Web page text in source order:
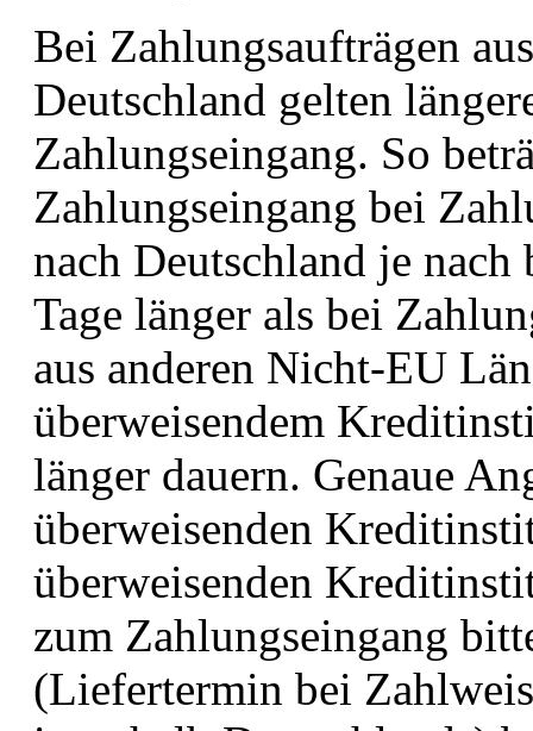
Bei Zahlungsaufträgen
Deutschland gelten
Zahlungseingang. So
Zahlungseingang bei
nach Deutschland je
Tage länger als bei
aus anderen Nicht-EU
überweisendem
länger dauern. Genaue
überweisenden
überweisenden
zum Zahlungseingang
(Liefertermin bei